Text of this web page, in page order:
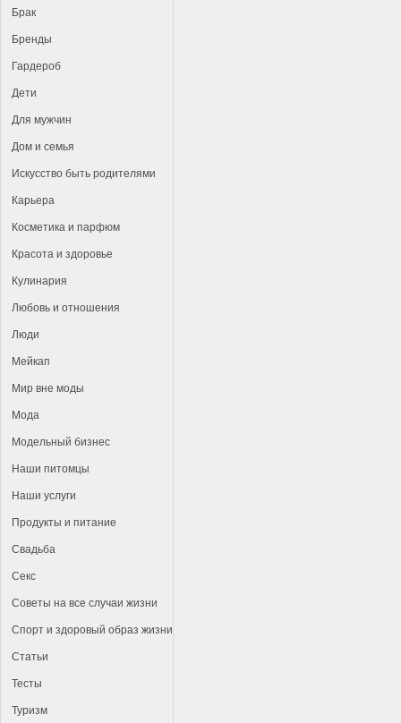
Брак
Бренды
Гардероб
Дети
Для мужчин
Дом и семья
Искусство быть родителями
Карьера
Косметика и парфюм
Красота и здоровье
Кулинария
Любовь и отношения
Люди
Мейкап
Мир вне моды
Мода
Модельный бизнес
Наши питомцы
Наши услуги
Продукты и питание
Свадьба
Секс
Советы на все случаи жизни
Спорт и здоровый образ жизни
Статьи
Тесты
Туризм